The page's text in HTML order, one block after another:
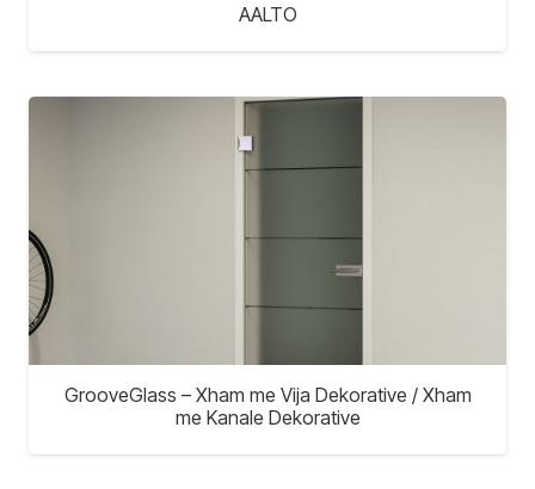
AALTO
GrooveGlass – Xham me Vija Dekorative / Xham
me Kanale Dekorative